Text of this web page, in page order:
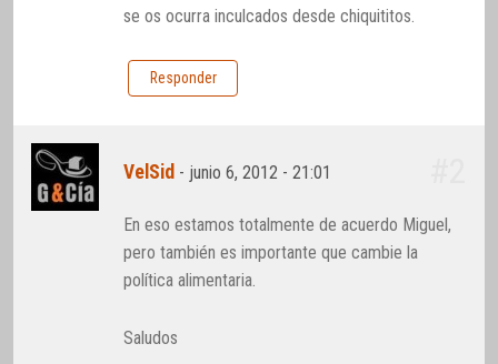
se os ocurra inculcados desde chiquititos.
Responder
VelSid - junio 6, 2012 - 21:01
En eso estamos totalmente de acuerdo Miguel,
pero también es importante que cambie la
política alimentaria.
Saludos